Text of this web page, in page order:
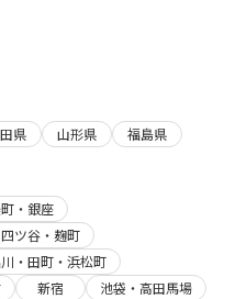
県 山形県
福島県
・銀座
ツ谷・麹町
・田町・浜松町
新宿
池袋・高田馬場